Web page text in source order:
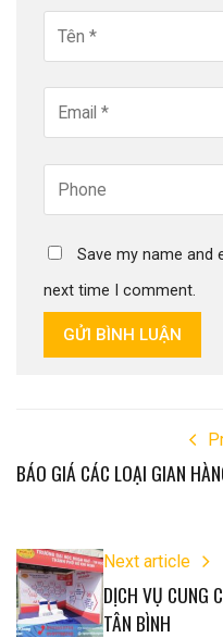
Save my name and
next time I comment.
GỬI BÌNH LUẬN
BÁO GIÁ CÁC LOẠI GIAN
Next article
DỊCH VỤ CUNG
TÂN BÌNH